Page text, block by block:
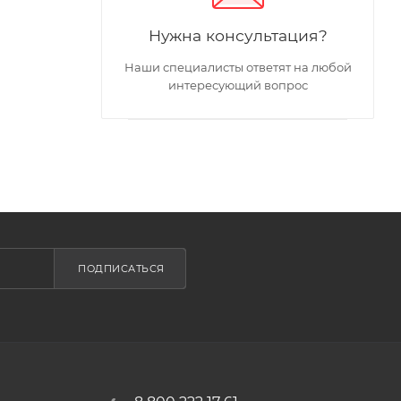
Нужна консультация?
Наши специалисты ответят на любой
интересующий вопрос
ПОДПИСАТЬСЯ